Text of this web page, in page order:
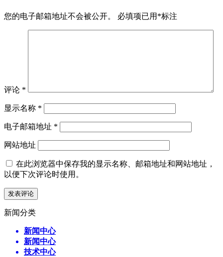
您的电子邮箱地址不会被公开。 必填项已用 *标注
评论 *
显示名称 *
电子邮箱地址 *
网站地址
在此浏览器中保存我的显示名称、邮箱地址和网站地址，
以便下次评论时使用。
新闻分类
新闻中心
新闻中心
技术中心